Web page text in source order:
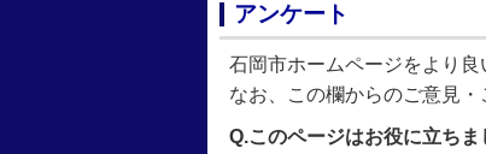
アンケート
石岡市ホームページをより
なお、この欄からのご意見・
Q.このページはお役に立ちま